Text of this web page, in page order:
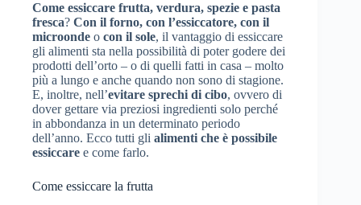
Come essiccare frutta, verdura, spezie e pasta
fresca? Con il forno, con l’essiccatore, con il
microonde o con il sole, il vantaggio di essiccare
gli alimenti sta nella possibilità di poter godere dei
prodotti dell’orto – o di quelli fatti in casa – molto
più a lungo e anche quando non sono di stagione.
E, inoltre, nell’evitare sprechi di cibo, ovvero di
dover gettare via preziosi ingredienti solo perché
in abbondanza in un determinato periodo
dell’anno. Ecco tutti gli alimenti che è possibile
essiccare e come farlo.
Come essiccare la frutta